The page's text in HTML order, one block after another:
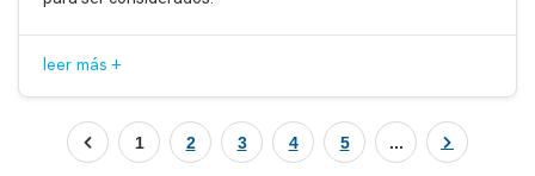
leer más +
1 2 3 4 5 ...